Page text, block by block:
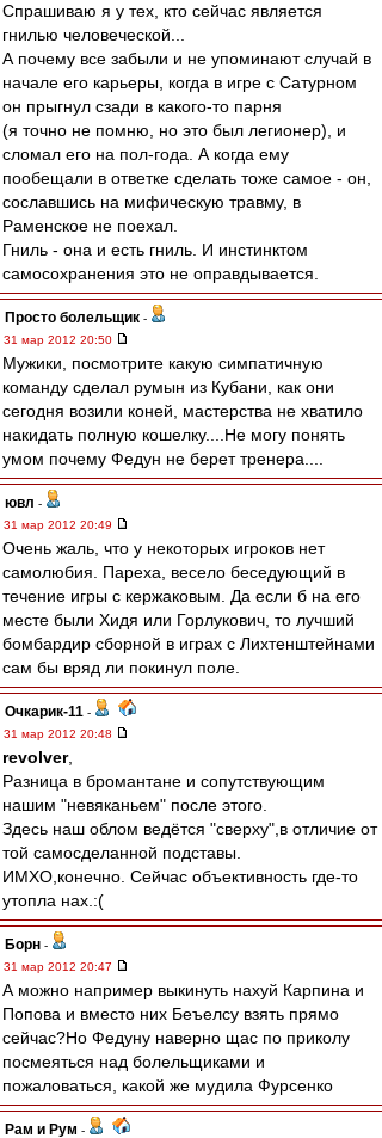
Спрашиваю я у тех, кто сейчас является
гнилью человеческой...
А почему все забыли и не упоминают случай в
начале его карьеры, когда в игре с Сатурном
он прыгнул сзади в какого-то парня
(я точно не помню, но это был легионер), и
сломал его на пол-года. А когда ему
пообещали в ответке сделать тоже самое - он,
сославшись на мифическую травму, в
Раменское не поехал.
Гниль - она и есть гниль. И инстинктом
самосохранения это не оправдывается.
Просто болельщик -
31 мар 2012 20:50
Мужики, посмотрите какую симпатичную
команду сделал румын из Кубани, как они
сегодня возили коней, мастерства не хватило
накидать полную кошелку....Не могу понять
умом почему Федун не берет тренера....
ювл -
31 мар 2012 20:49
Очень жаль, что у некоторых игроков нет
самолюбия. Пареха, весело беседующий в
течение игры с кержаковым. Да если б на его
месте были Хидя или Горлукович, то лучший
бомбардир сборной в играх с Лихтенштейнами
сам бы вряд ли покинул поле.
Очкарик-11 -
31 мар 2012 20:48
revolver,
Разница в бромантане и сопутствующим
нашим "невяканьем" после этого.
Здесь наш облом ведётся "сверху",в отличие от
той самосделанной подставы.
ИМХО,конечно. Сейчас объективность где-то
утопла нах.:(
Борн -
31 мар 2012 20:47
А можно например выкинуть нахуй Карпина и
Попова и вместо них Беъелсу взять прямо
сейчас?Но Федуну наверно щас по приколу
посмеяться над болельщиками и
пожаловаться, какой же мудила Фурсенко
Рам и Рум -